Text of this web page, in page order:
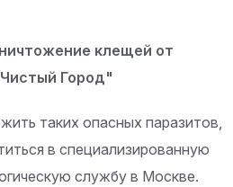
клещей от
Город"
таких опасных паразитов,
в специализированную
службу в Москве.